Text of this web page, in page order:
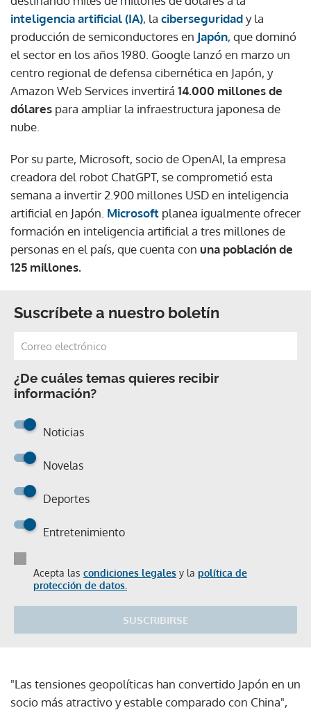
inteligencia artificial (IA), la ciberseguridady la
producción de semiconductores en Japón, que dominó
el sector en los años 1980. Google lanzó en marzo un
centro regional de defensa cibernética en Japón, y
Amazon Web Services invertirá 14.000 millones de
dólares para ampliar la infraestructura japonesa de
nube.
Por su parte, Microsoft, socio de OpenAI, la empresa
creadora del robot ChatGPT, se comprometió esta
semana a invertir 2.900 millones USD en inteligencia
artificial en Japón. Microsoft planea igualmente ofrecer
formación en inteligencia artificial a tres millones de
personas en el país, que cuenta con una población de
125 millones.
Suscríbete a nuestro boletín
¿De cuáles temas quieres recibir
información?
Noticias
Novelas
Deportes
Entretenimiento
Acepta las condiciones legales y la política de
protección de datos.
SUSCRIBIRSE
"Las tensiones geopolíticas han convertido Japón en un
socio más atractivo y estable comparado con China",